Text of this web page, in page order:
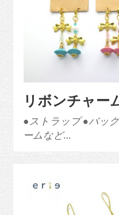
リボンチャー
●ストラップ ●バッ
ームなど…